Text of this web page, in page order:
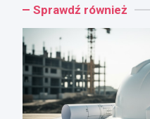
Sprawdź również